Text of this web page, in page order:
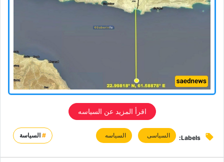
اقرأ المزید عن السیاسه
Labels: السیاسی السیاسه #السياسة